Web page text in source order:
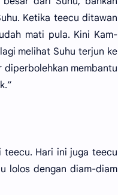
Ketika teecu ditawan
mati pula. Kini Kam-
melihat Suhu terjun ke
diperbolehkan membantu
teecu. Hari ini juga teecu
lolos dengan diam-diam